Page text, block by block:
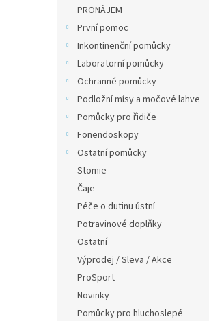
PRONÁJEM
První pomoc
Inkontinenční pomůcky
Laboratorní pomůcky
Ochranné pomůcky
Podložní mísy a močové lahve
Pomůcky pro řidiče
Fonendoskopy
Ostatní pomůcky
Stomie
Čaje
Péče o dutinu ústní
Potravinové doplňky
Ostatní
Výprodej / Sleva / Akce
ProSport
Novinky
Pomůcky pro hluchoslepé